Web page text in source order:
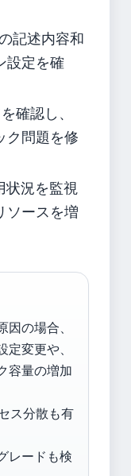
記述内容和
設定を確
確認し、
ク問題を修
状況を監視
ソースを増
の場合、
変更や、
容量の増加
ス分散も有
レードも検